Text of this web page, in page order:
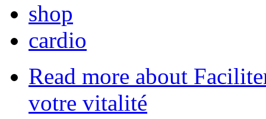
shop
cardio
Read more about
votre vitalité